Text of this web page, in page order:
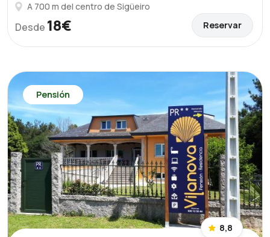
A 700 m del centro de Sigüeiro
Desde 18€ Reservar
Pensión
8,8